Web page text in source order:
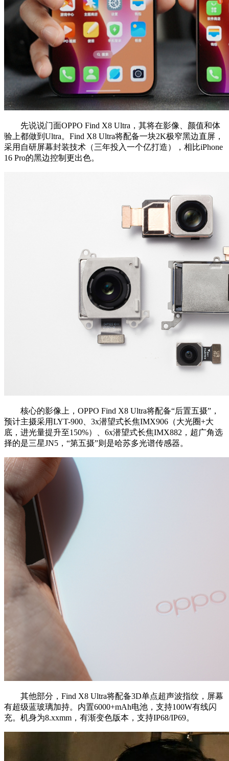
先说说门面OPPO Find X8 Ultra，其将在影像、颜值和体
验上都做到Ultra。 Find X8 Ultra将配备一块2K极窄黑边直屏，
采用自研屏幕封装技术（三年投入一个亿打造），相比iPhone
16 Pro的黑边控制更出色。
核心的影像上， OPPO Find X8 Ultra将配备“后置五摄”，
预计主摄采用LYT-900、3x潜望式长焦IMX906（大光圈+大
底，进光量提升至150%）、6x潜望式长焦IMX882，超广角选
择的是三星JN5，“第五摄”则是哈苏多光谱传感器。
其他部分， Find X8 Ultra将配备3D单点超声波指纹，屏幕
有超级蓝玻璃加持。内置6000+mAh电池，支持100W有线闪
充。机身为8.xxmm，有渐变色版本，支持IP68/IP69。